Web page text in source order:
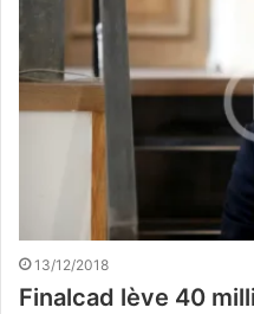
13/12/2018
Finalcad lève 40